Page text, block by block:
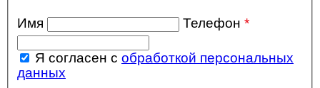
Имя Телефон *
Я согласен с обработкой персональных
данных